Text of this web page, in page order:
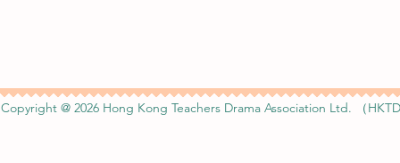
Copyright @ 2026 Hong Kong Teachers Drama Association Ltd. （